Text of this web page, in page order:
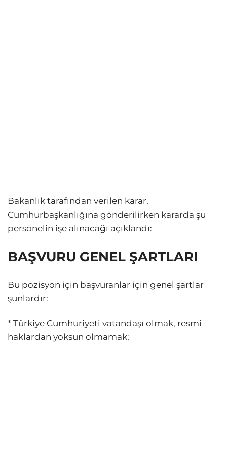
Bakanlık tarafından verilen karar,
Cumhurbaşkanlığına gönderilirken kararda şu
personelin işe alınacağı açıklandı:
BAŞVURU GENEL ŞARTLARI
Bu pozisyon için başvuranlar için genel şartlar
şunlardır:
* Türkiye Cumhuriyeti vatandaşı olmak, resmi
haklardan yoksun olmamak;